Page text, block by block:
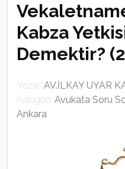
Kabza
Demektir?
Yazar: AV.İLKAY UYAR
Kategori: Avukata Soru
Ankara